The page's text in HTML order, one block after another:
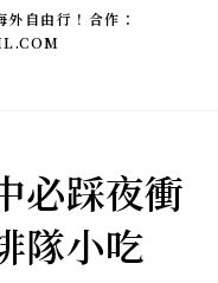
自由行！合作：
必踩夜衝
隊小吃